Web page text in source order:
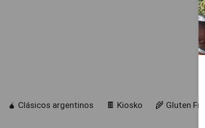
🧉 Clásicos argentinos 🍫 Kiosko 🌾 Gluten Free